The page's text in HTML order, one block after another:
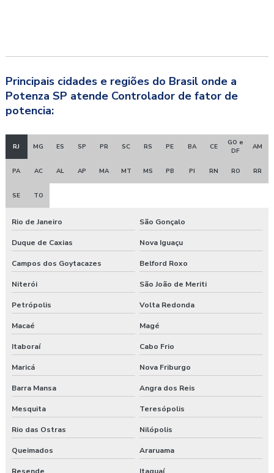
Principais cidades e regiões do Brasil onde a
Potenza SP atende Controlador de fator de
potencia:
RJ MG ES SP PR SC RS PE BA CE
GO e
DF
AM
PA AC AL AP MA MT MS PB PI RN RO RR
SE TO
Rio de Janeiro São Gonçalo
Duque de Caxias Nova Iguaçu
Campos dos Goytacazes Belford Roxo
Niterói São João de Meriti
Petrópolis Volta Redonda
Macaé Magé
Itaboraí Cabo Frio
Maricá Nova Friburgo
Barra Mansa Angra dos Reis
Mesquita Teresópolis
Rio das Ostras Nilópolis
Queimados Araruama